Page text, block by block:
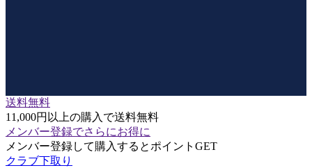
送料無料
11,000円以上の購入で送料無料
メンバー登録でさらにお得に
メンバー登録して購入するとポイントGET
クラブ下取り